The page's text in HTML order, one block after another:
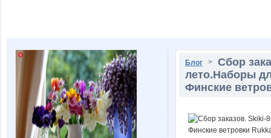
Блог > Сбор
лето.Наборы
Финские